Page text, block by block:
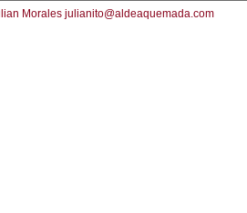
Morales julianito@aldeaquemada.com